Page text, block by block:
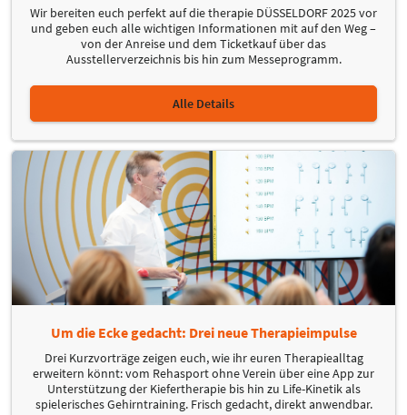
Wir bereiten euch perfekt auf die therapie DÜSSELDORF 2025 vor
und geben euch alle wichtigen Informationen mit auf den Weg –
von der Anreise und dem Ticketkauf über das
Ausstellerverzeichnis bis hin zum Messeprogramm.
Alle Details
Um die Ecke gedacht: Drei neue Therapieimpulse
Drei Kurzvorträge zeigen euch, wie ihr euren Therapiealltag
erweitern könnt: vom Rehasport ohne Verein über eine App zur
Unterstützung der Kiefertherapie bis hin zu Life-Kinetik als
spielerisches Gehirntraining. Frisch gedacht, direkt anwendbar.